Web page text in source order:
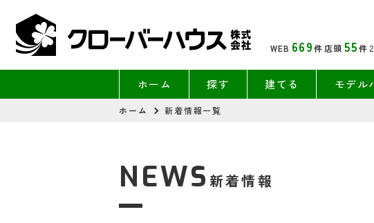
WEB 669件 店頭 55件
ホーム 探す 建てる モデル
ホーム 新着情報一覧
新着情報
NEWS